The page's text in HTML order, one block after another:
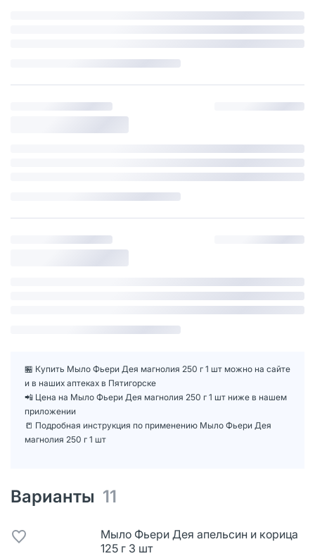
🏪 Купить Мыло Фьери Дея магнолия 250 г 1 шт можно на сайте
и в наших аптеках в Пятигорске
📲 Цена на Мыло Фьери Дея магнолия 250 г 1 шт ниже в нашем
приложении
📒 Подробная инструкция по применению Мыло Фьери Дея
магнолия 250 г 1 шт
Варианты 11
Мыло Фьери Дея апельсин и корица
125 г 3 шт